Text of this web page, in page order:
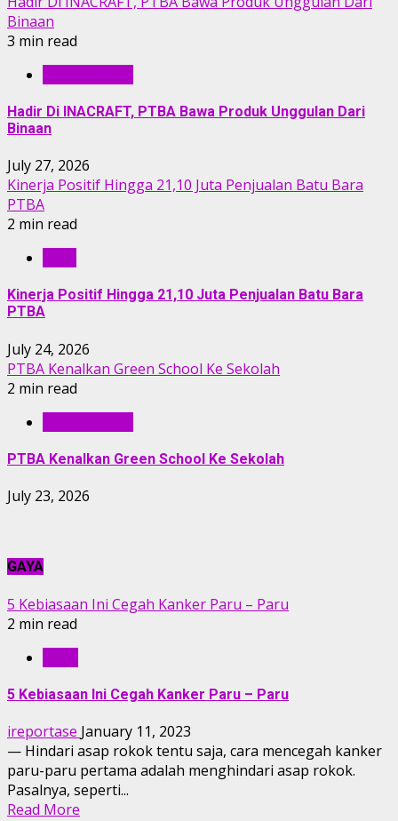
Binaan
3 min read
Hadir Di INACRAFT, PTBA Bawa Produk Unggulan Dari
Binaan
July 27, 2026
Kinerja Positif Hingga 21,10 Juta Penjualan Batu Bara
PTBA
2 min read
Kinerja Positif Hingga 21,10 Juta Penjualan Batu Bara
PTBA
July 24, 2026
PTBA Kenalkan Green School Ke Sekolah
2 min read
PTBA Kenalkan Green School Ke Sekolah
July 23, 2026
GAYA
5 Kebiasaan Ini Cegah Kanker Paru – Paru
2 min read
5 Kebiasaan Ini Cegah Kanker Paru – Paru
ireportase January 11, 2023
— Hindari asap rokok tentu saja, cara mencegah kanker
paru-paru pertama adalah menghindari asap rokok.
Pasalnya, seperti...
Read More